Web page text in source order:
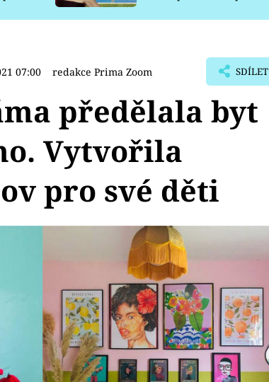
07:00 redakce Prima Zoom SDÍLET
předělala byt
Vytvořila
pro své děti